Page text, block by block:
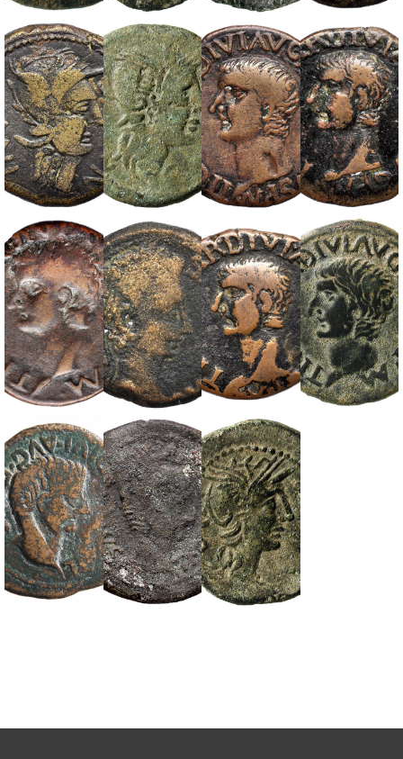
Arse-Saguntum.
Cuarto. 72-30 a.C.
Arse-Saguntum.
As. Siglo I a.C.
Valentia.
Quadrans. 120-80
a.C.
Valentia. As. 120-
80 a.C.
Arse-Saguntum.
As. 133-72 a.C.
Valentia. As. La
Carència (Turís,
Valencia).
Después del 138
a.C.
Tiberio. As. Ilici. 14-
37 d.C.
Tiberio. Semis.
Ilici. 14-37 d.C.
Tiberio. As. Ilici.
14-.37 d.C.
Augusto. Semis.
Ilici. 27 a.C..-14 d.C.
Tiberio. Semis.
Ilici. 14-37 d.C.